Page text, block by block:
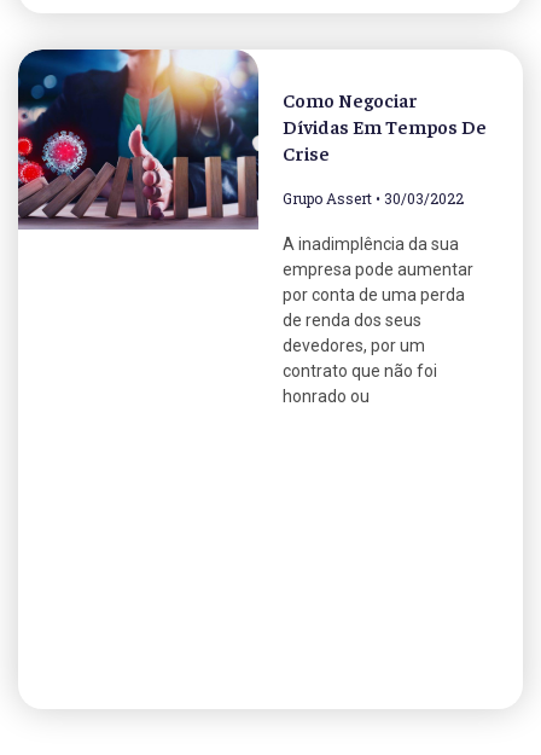
Como Negociar
Dívidas Em Tempos De
Crise
Grupo Assert 30/03/2022
A inadimplência da sua
empresa pode aumentar
por conta de uma perda
de renda dos seus
devedores, por um
contrato que não foi
honrado ou